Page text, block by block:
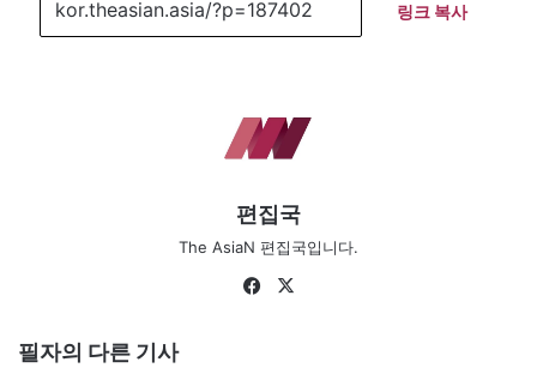
링크 복사
편집국
The AsiaN 편집국입니다.
Fa
필자의 다른 기사